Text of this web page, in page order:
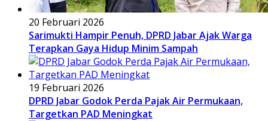
20 Februari 2026
Sarimukti Hampir Penuh, DPRD Jabar Ajak Warga
Terapkan Gaya Hidup Minim Sampah
19 Februari 2026
DPRD Jabar Godok Perda Pajak Air Permukaan,
Targetkan PAD Meningkat